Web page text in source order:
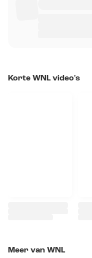
Korte WNL video's
Meer van WNL